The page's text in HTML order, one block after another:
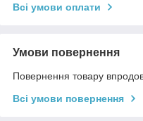
Всі умови оплати
Умови повернення
Повернення товару
Всі умови повернення